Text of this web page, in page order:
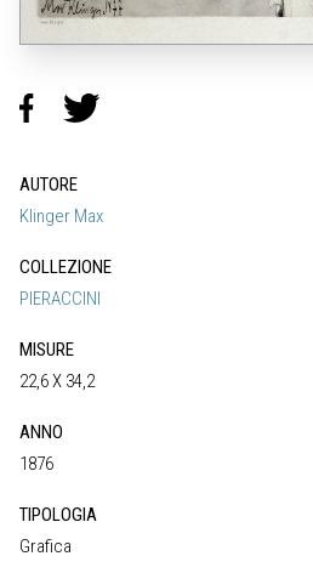
AUTORE
Klinger Max
COLLEZIONE
PIERACCINI
MISURE
22,6 X 34,2
ANNO
1876
TIPOLOGIA
Grafica